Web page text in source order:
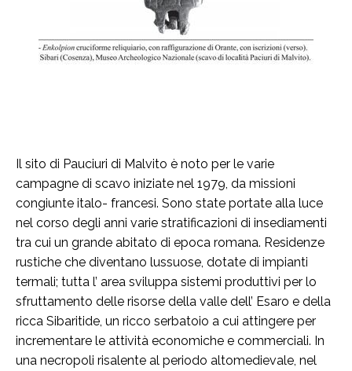
Il sito di Pauciuri di Malvito è noto per le varie
campagne di scavo iniziate nel 1979, da missioni
congiunte italo- francesi. Sono state portate alla luce
nel corso degli anni varie stratificazioni di insediamenti
tra cui un grande abitato di epoca romana. Residenze
rustiche che diventano lussuose, dotate di impianti
termali; tutta l’ area sviluppa sistemi produttivi per lo
sfruttamento delle risorse della valle dell’ Esaro e della
ricca Sibaritide, un ricco serbatoio a cui attingere per
incrementare le attività economiche e commerciali. In
una necropoli risalente al periodo altomedievale, nel